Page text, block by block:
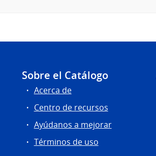
Sobre el Catálogo
Acerca de
Centro de recursos
Ayúdanos a mejorar
Términos de uso